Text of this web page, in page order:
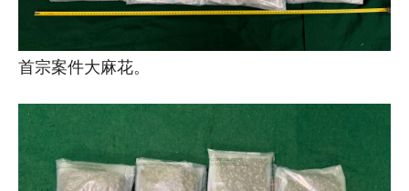
首宗案件大麻花。